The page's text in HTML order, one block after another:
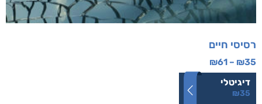
רסיסי חיים
₪35
–
₪61
דיגיטלי
₪35